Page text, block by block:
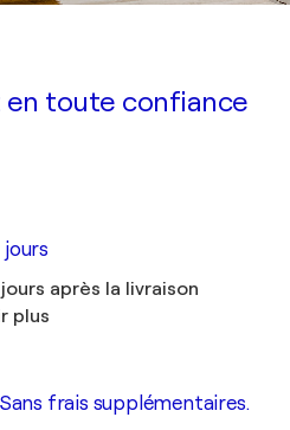
toute confiance
après la livraison
plus
frais supplémentaires.